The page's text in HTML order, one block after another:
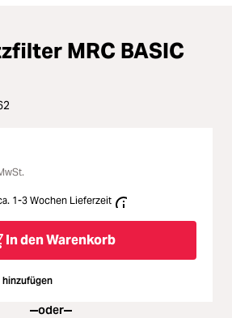
MRC BASIC
1-3 Wochen Lieferzeit
In den Warenkorb
oder